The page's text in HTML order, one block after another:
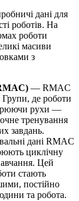
дані для
роботів. На
роботи
масиви
з
— RMAC
де роботи
рухи —
тренування
завдань.
дані RMAC
циклічну
Цей
стають
постійно
та робота.